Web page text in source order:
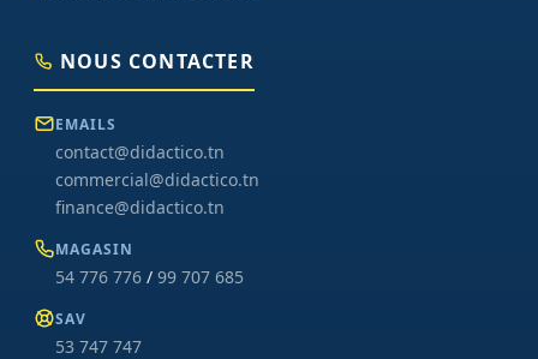
NOUS CONTACTER
EMAILS
contact@didactico.tn
commercial@didactico.tn
finance@didactico.tn
MAGASIN
54 776 776 / 99 707 685
SAV
53 747 747